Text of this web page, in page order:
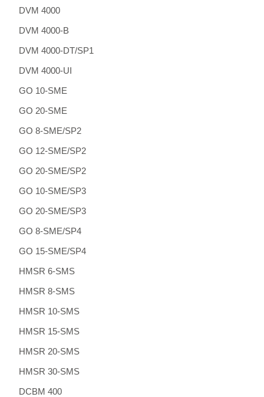
DVM 4000
DVM 4000-B
DVM 4000-DT/SP1
DVM 4000-UI
GO 10-SME
GO 20-SME
GO 8-SME/SP2
GO 12-SME/SP2
GO 20-SME/SP2
GO 10-SME/SP3
GO 20-SME/SP3
GO 8-SME/SP4
GO 15-SME/SP4
HMSR 6-SMS
HMSR 8-SMS
HMSR 10-SMS
HMSR 15-SMS
HMSR 20-SMS
HMSR 30-SMS
DCBM 400